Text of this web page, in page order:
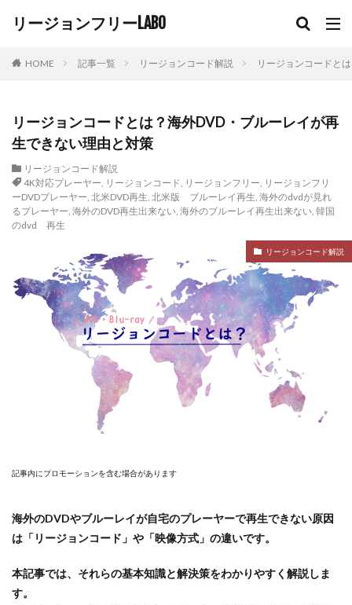
リージョンフリーLABO
HOME 記事一覧 リージョンコード解説 リージョンコードと
リージョンコードとは？海外DVD・ブルーレイが再
生できない理由と対策
リージョンコード解説
4K対応プレーヤー, リージョンコード, リージョンフリー, リージョンフリ
ーDVDプレーヤー, 北米DVD再生, 北米版 ブルーレイ再生, 海外のdvdが見れ
るプレーヤー, 海外のDVD再生出来ない, 海外のブルーレイ再生出来ない, 韓国
のdvd 再生
リージョンコード解説
記事内にプロモーションを含む場合があります
海外のDVDやブルーレイが自宅のプレーヤーで再生できない原因
は「リージョンコード」や「映像方式」の違いです。
本記事では、それらの基本知識と解決策をわかりやすく解説しま
す。